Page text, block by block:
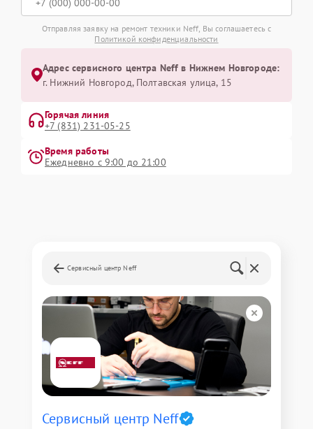
Отправляя заявку на ремонт техники Neff, Вы соглашаетесь с
Политикой конфиденциальности
Адрес сервисного центра Neff в Нижнем Новгороде:
г. Нижний Новгород, Полтавская улица, 15
Горячая линия
+7 (831) 231-05-25
Время работы
Ежедневно с 9:00 до 21:00
Сервисный центр Neff
Сервисный центр Neff